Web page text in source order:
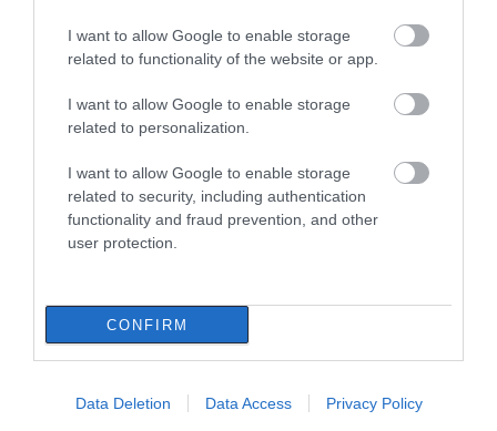
I want to allow Google to enable storage
related to functionality of the website or app.
I want to allow Google to enable storage
related to personalization.
I want to allow Google to enable storage
related to security, including authentication
functionality and fraud prevention, and other
user protection.
CONFIRM
Data Deletion Data Access Privacy Policy